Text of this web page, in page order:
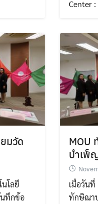
Center
มวัด
โลยี
ทึกข้อ
MOU
บำเพ็
เมื่อวันที่
ทักษิณา